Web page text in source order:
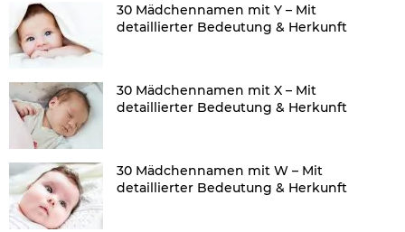
30 Mädchennamen mit Y – Mit
detaillierter Bedeutung & Herkunft
30 Mädchennamen mit X – Mit
detaillierter Bedeutung & Herkunft
30 Mädchennamen mit W – Mit
detaillierter Bedeutung & Herkunft